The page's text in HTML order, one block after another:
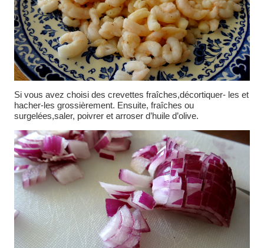
Si vous avez choisi des crevettes fraîches,décortiquer- les et
hacher-les grossièrement. Ensuite, fraîches ou
surgelées,saler, poivrer et arroser d’huile d’olive.